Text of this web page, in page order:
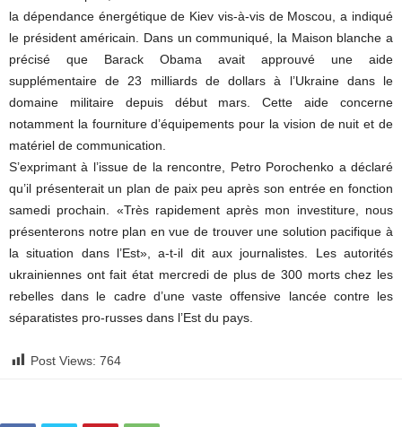
la dépendance énergétique de Kiev vis-à-vis de Moscou, a indiqué
le président américain. Dans un communiqué, la Maison blanche a
précisé que Barack Obama avait approuvé une aide
supplémentaire de 23 milliards de dollars à l’Ukraine dans le
domaine militaire depuis début mars. Cette aide concerne
notamment la fourniture d’équipements pour la vision de nuit et de
matériel de communication.
S’exprimant à l’issue de la rencontre, Petro Porochenko a déclaré
qu’il présenterait un plan de paix peu après son entrée en fonction
samedi prochain. «Très rapidement après mon investiture, nous
présenterons notre plan en vue de trouver une solution pacifique à
la situation dans l’Est», a-t-il dit aux journalistes. Les autorités
ukrainiennes ont fait état mercredi de plus de 300 morts chez les
rebelles dans le cadre d’une vaste offensive lancée contre les
séparatistes pro-russes dans l’Est du pays.
Post Views: 764